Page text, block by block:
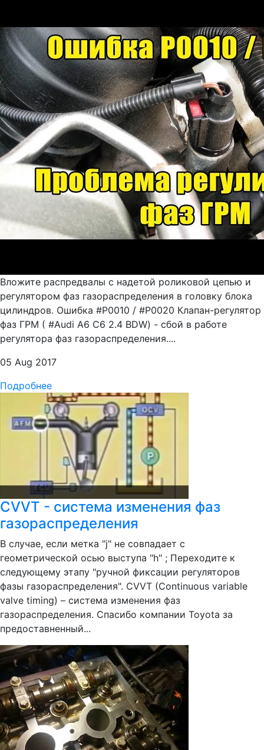
Вложите распредвалы с надетой роликовой цепью и
регулятором фаз газораспределения в головку блока
цилиндров. Ошибка #P0010 / #P0020 Клапан-регулятор
фаз ГРМ ( #Audi A6 C6 2.4 BDW) - сбой в работе
регулятора фаз газораспределения....
05 Aug 2017
Подробнее
CVVT - система изменения фаз
газораспределения
В случае, если метка "j" не совпадает с
геометрической осью выступа "h" ; Переходите к
следующему этапу "ручной фиксации регуляторов
фазы газораспределения". CVVT (Continuous variable
valve timing) – система изменения фаз
газораспределения. Спасибо компании Toyota за
предоставненный...